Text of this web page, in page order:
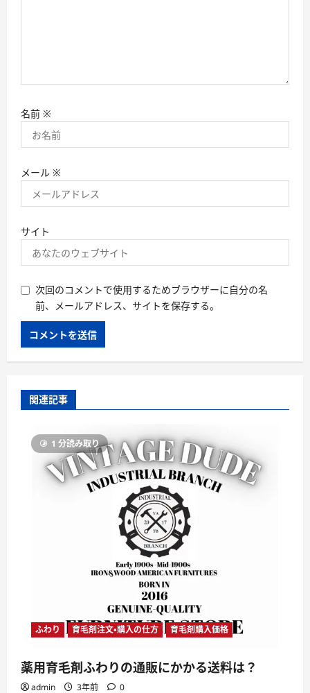
名前 ※
メール ※
サイト
次回のコメントで使用するためブラウザーに自分の名
前、メールアドレス、サイトを保存する。
関連記事
1 分読み取り
ふわり 育毛剤注文・購入の仕方 育毛剤購入価格
薬用育毛剤ふわりの通販にかかる送料は？
admin 3年前 0